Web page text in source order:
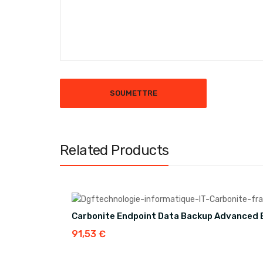
Related Products
Carbonite Endpoint Data Backup Advanced
91,53 €